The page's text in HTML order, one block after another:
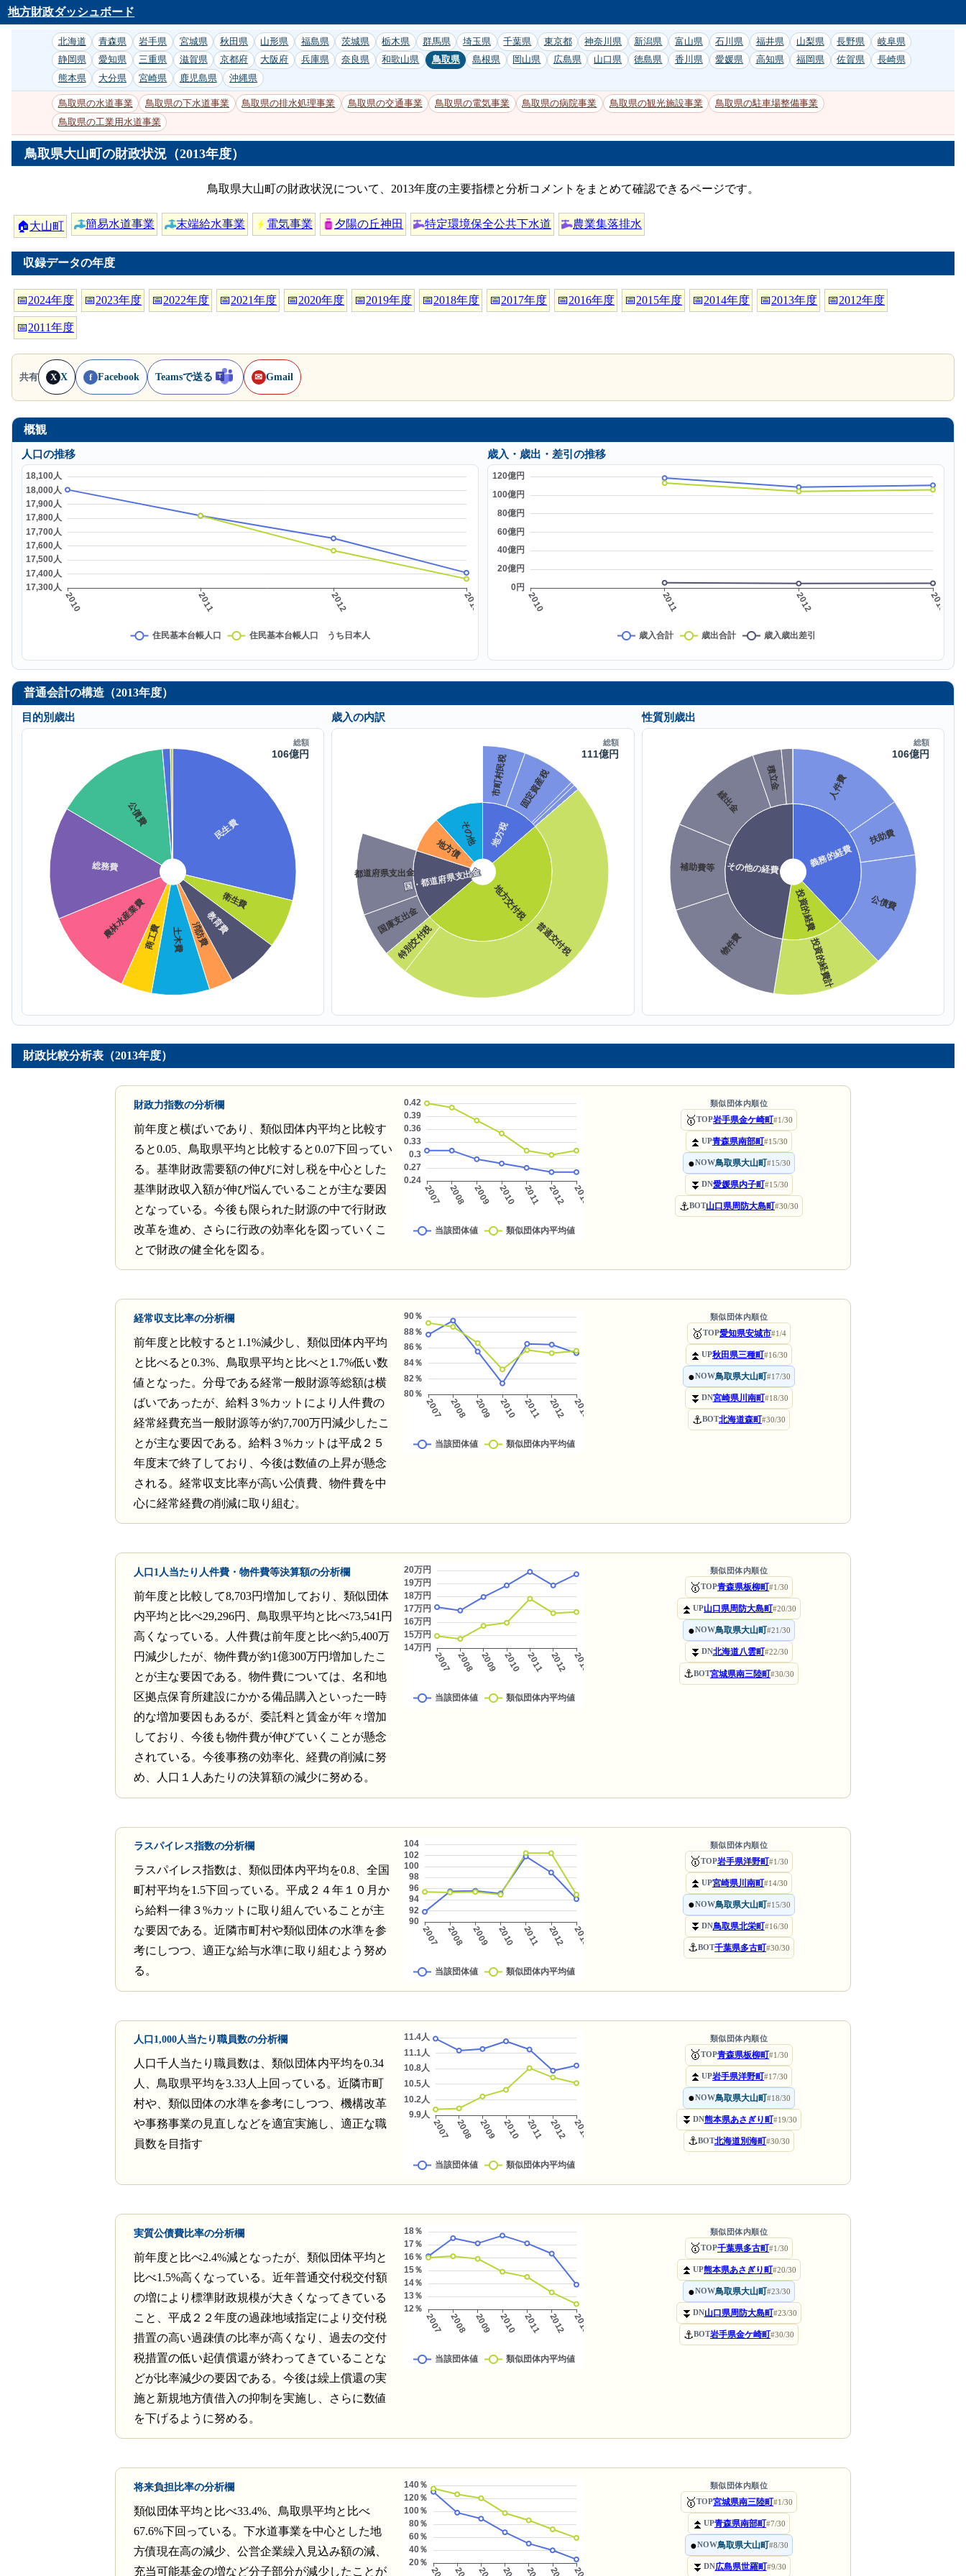
地方財政ダッシュボード
北海道 青森県 岩手県 宮城県 秋田県 山形県 福島県 茨城県 栃木県 群馬県 埼玉県 千葉県 東京都 神奈川県 新潟県 富山県 石川県 福井県 山梨県 長野県
岐阜県
静岡県
愛知県 三重県 滋賀県 京都府 大阪府 兵庫県 奈良県 和歌山県 鳥取県 島根県 岡山県 広島県 山口県 徳島県 香川県 愛媛県 高知県 福岡県 佐賀県
長崎県
熊本県
大分県 宮崎県 鹿児島県 沖縄県
鳥取県の水道事業 鳥取県の下水道事業 鳥取県の排水処理事業 鳥取県の交通事業 鳥取県の電気事業 鳥取県の病院事業 鳥取県の観光施設事業
鳥取県の駐車場整備事業
鳥取県の工業用水道事業
鳥取県大山町の財政状況（2013年度）
鳥取県大山町の財政状況について、2013年度の主要指標と分析コメントをまとめて確認できるページです。
🏠大山町 簡易水道事業 末端給水事業 電気事業 夕陽の丘神田 特定環境保全公共下水道 農業集落排水
収録データの年度
📅2024年度 📅2023年度 📅2022年度 📅2021年度 📅2020年度 📅2019年度 📅2018年度 📅2017年度 📅2016年度 📅2015年度 📅2014年度 📅2013年度 📅2012年度
📅2011年度
共有 X X f Facebook Teamsで送る ✉ Gmail
概観
人口の推移
歳入・歳出・差引の推移
普通会計の構造（2013年度）
目的別歳出
歳入の内訳 性質別歳出
財政比較分析表（2013年度）
財政力指数の分析欄
前年度と横ばいであり、類似団体内平均と比較す
ると0.05、鳥取県平均と比較すると0.07下回ってい
る。基準財政需要額の伸びに対し税を中心とした
基準財政収入額が伸び悩んでいることが主な要因
となっている。今後も限られた財源の中で行財政
改革を進め、さらに行政の効率化を図っていくこ
とで財政の健全化を図る。
類似団体内順位
🥇TOP岩手県金ケ崎町#1/30
⏫ UP青森県南部町#15/30
●NOW鳥取県大山町#15/30
⏬ DN愛媛県内子町#15/30
⚓BOT山口県周防大島町#30/30
経常収支比率の分析欄
前年度と比較すると1.1%減少し、類似団体内平均
と比べると0.3%、鳥取県平均と比べと1.7%低い数
値となった。分母である経常一般財源等総額は横
ばいであったが、給料３%カットにより人件費の
経常経費充当一般財源等が約7,700万円減少したこ
とが主な要因である。給料３%カットは平成２５
年度末で終了しており、今後は数値の上昇が懸念
される。経常収支比率が高い公債費、物件費を中
心に経常経費の削減に取り組む。
類似団体内順位
🥇TOP愛知県安城市#1/4
⏫ UP秋田県三種町#16/30
●NOW鳥取県大山町#17/30
⏬ DN宮崎県川南町#18/30
⚓BOT北海道森町#30/30
人口1人当たり人件費・物件費等決算額の分析欄
前年度と比較して8,703円増加しており、類似団体
内平均と比べ29,296円、鳥取県平均と比べ73,541円
高くなっている。人件費は前年度と比べ約5,400万
円減少したが、物件費が約1億300万円増加したこ
とが主な要因である。物件費については、名和地
区拠点保育所建設にかかる備品購入といった一時
的な増加要因もあるが、委託料と賃金が年々増加
しており、今後も物件費が伸びていくことが懸念
されている。今後事務の効率化、経費の削減に努
め、人口１人あたりの決算額の減少に努める。
類似団体内順位
🥇TOP青森県板柳町#1/30
⏫ UP山口県周防大島町#20/30
●NOW鳥取県大山町#21/30
⏬ DN北海道八雲町#22/30
⚓BOT宮城県南三陸町#30/30
ラスパイレス指数の分析欄
ラスパイレス指数は、類似団体内平均を0.8、全国
町村平均を1.5下回っている。平成２４年１０月か
ら給料一律３%カットに取り組んでいることが主
な要因である。近隣市町村や類似団体の水準を参
考にしつつ、適正な給与水準に取り組むよう努め
る。
類似団体内順位
🥇TOP岩手県洋野町#1/30
⏫ UP宮崎県川南町#14/30
●NOW鳥取県大山町#15/30
⏬ DN鳥取県北栄町#16/30
⚓BOT千葉県多古町#30/30
人口1,000人当たり職員数の分析欄
人口千人当たり職員数は、類似団体内平均を0.34
人、鳥取県平均を3.33人上回っている。近隣市町
村や、類似団体の水準を参考にしつつ、機構改革
や事務事業の見直しなどを適宜実施し、適正な職
員数を目指す
類似団体内順位
🥇TOP青森県板柳町#1/30
⏫ UP岩手県洋野町#17/30
●NOW鳥取県大山町#18/30
⏬ DN熊本県あさぎり町#19/30
⚓BOT北海道別海町#30/30
実質公債費比率の分析欄
前年度と比べ2.4%減となったが、類似団体平均と
比べ1.5%高くなっている。近年普通交付税交付額
の増により標準財政規模が大きくなってきている
こと、平成２２年度の過疎地域指定により交付税
措置の高い過疎債の比率が高くなり、過去の交付
税措置の低い起債償還が終わってきていることな
どが比率減少の要因である。今後は繰上償還の実
施と新規地方債借入の抑制を実施し、さらに数値
を下げるように努める。
類似団体内順位
🥇TOP千葉県多古町#1/30
⏫ UP熊本県あさぎり町#20/30
●NOW鳥取県大山町#23/30
⏬ DN山口県周防大島町#23/30
⚓BOT岩手県金ケ崎町#30/30
将来負担比率の分析欄
類似団体平均と比べ33.4%、鳥取県平均と比べ
67.6%下回っている。下水道事業を中心とした地
方債現在高の減少、公営企業繰入見込み額の減、
充当可能基金の増など分子部分が減少したことが
類似団体内順位
🥇TOP宮城県南三陸町#1/30
⏫ UP青森県南部町#7/30
●NOW鳥取県大山町#8/30
⏬ DN広島県世羅町#9/30